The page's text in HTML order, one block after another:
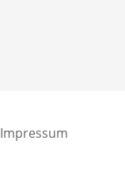
Impressum